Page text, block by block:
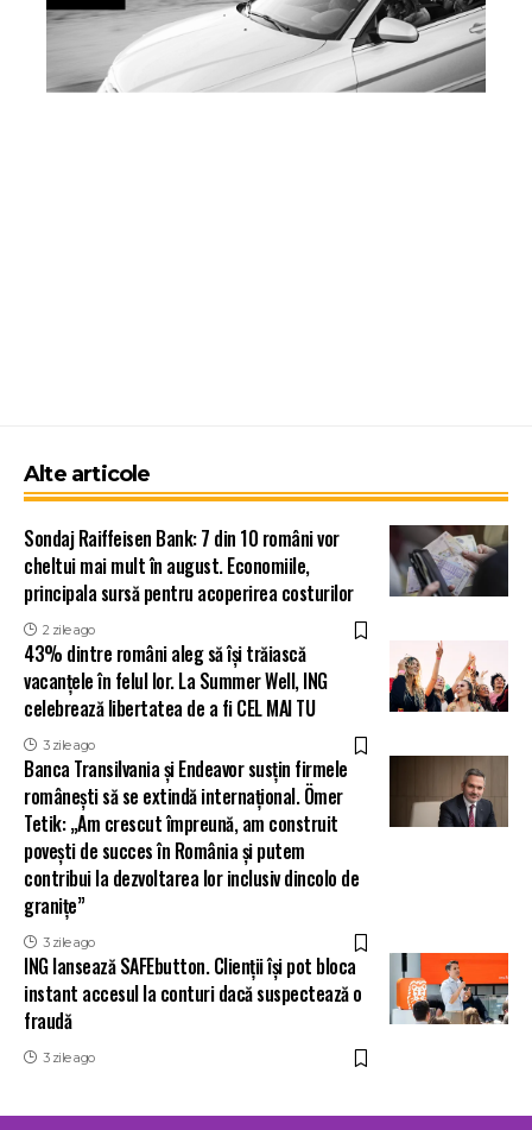
Alte articole
Sondaj Raiffeisen Bank: 7 din 10 români vor
cheltui mai mult în august. Economiile,
principala sursă pentru acoperirea costurilor
2 zile ago
43% dintre români aleg să își trăiască
vacanțele în felul lor. La Summer Well, ING
celebrează libertatea de a fi CEL MAI TU
3 zile ago
Banca Transilvania și Endeavor susțin firmele
românești să se extindă internațional. Ömer
Tetik: „Am crescut împreună, am construit
povești de succes în România și putem
contribui la dezvoltarea lor inclusiv dincolo de
granițe”
3 zile ago
ING lansează SAFEbutton. Clienții își pot bloca
instant accesul la conturi dacă suspectează o
fraudă
3 zile ago